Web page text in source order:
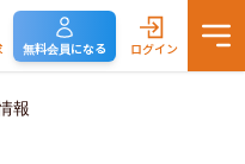
無料会員になる ログイン
報